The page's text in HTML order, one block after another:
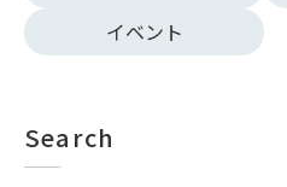
イベント
Search